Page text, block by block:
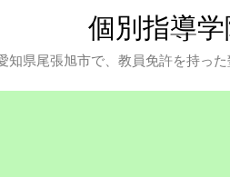
個別指導
知県尾張旭市で、教員免許を持っ